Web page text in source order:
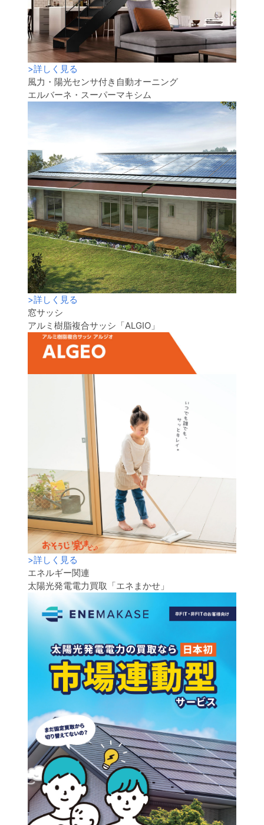
>詳しく見る
風力・陽光センサ付き自動オーニング
エルバーネ・スーパーマキシム
>詳しく見る
窓サッシ
アルミ樹脂複合サッシ「ALGIO」
>詳しく見る
エネルギー関連
太陽光発電電力買取「エネまかせ」